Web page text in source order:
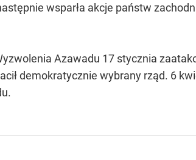
wsparła akcje państw
Azawadu 17 stycznia
demokratycznie wybrany rząd. 6